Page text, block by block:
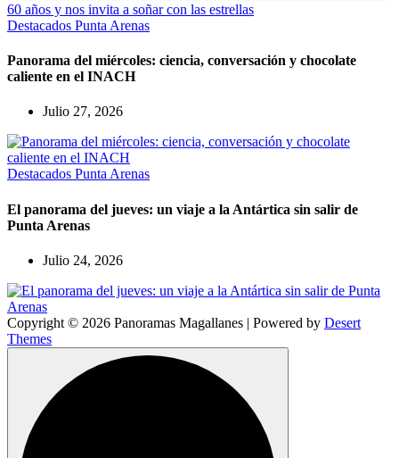
Destacados Punta Arenas
Panorama del miércoles: ciencia, conversación y chocolate
caliente en el INACH
Julio 27, 2026
Destacados Punta Arenas
El panorama del jueves: un viaje a la Antártica sin salir de
Punta Arenas
Julio 24, 2026
Copyright © 2026 Panoramas Magallanes | Powered by Desert
Themes